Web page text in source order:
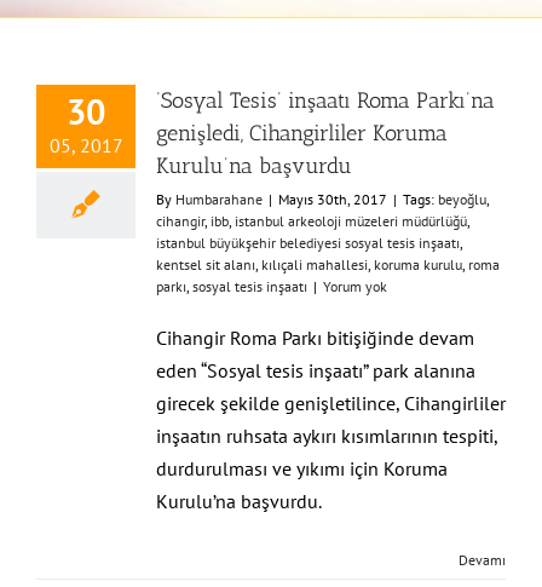
30
05, 2017
‘Sosyal Tesis’ inşaatı Roma Parkı’na
genişledi, Cihangirliler Koruma
Kurulu’na başvurdu
By Humbarahane | Mayıs 30th, 2017 | Tags: beyoğlu,
cihangir, ibb, istanbul arkeoloji müzeleri müdürlüğü,
istanbul büyükşehir belediyesi sosyal tesis inşaatı,
kentsel sit alanı, kılıçali mahallesi, koruma kurulu, roma
parkı, sosyal tesis inşaatı | Yorum yok
Cihangir Roma Parkı bitişiğinde devam
eden “Sosyal tesis inşaatı” park alanına
girecek şekilde genişletilince, Cihangirliler
inşaatın ruhsata aykırı kısımlarının tespiti,
durdurulması ve yıkımı için Koruma
Kurulu’na başvurdu.
Devamı